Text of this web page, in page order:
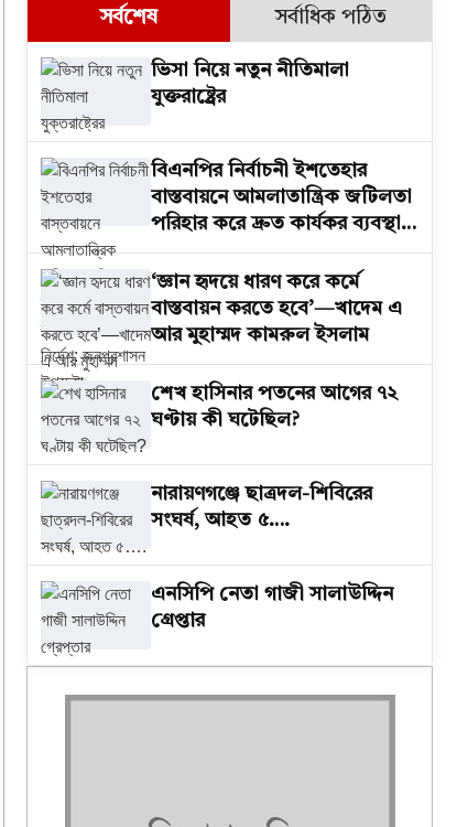
সর্বশেষ সর্বাধিক পঠিত
ভিসা নিয়ে নতুন নীতিমালা
যুক্তরাষ্ট্রের
বিএনপির নির্বাচনী ইশতেহার
বাস্তবায়নে আমলাতান্ত্রিক জটিলতা
পরিহার করে দ্রুত কার্যকর ব্যবস্থা
গ্রহনের নির্দেশ: জনপ্রশাসন
উপদেষ্টা
‘জ্ঞান হৃদয়ে ধারণ করে কর্মে
বাস্তবায়ন করতে হবে’—খাদেম এ
আর মুহাম্মদ কামরুল ইসলাম
শেখ হাসিনার পতনের আগের ৭২
ঘণ্টায় কী ঘটেছিল?
‎নারায়ণগঞ্জে ছাত্রদল-শিবিরের
সংঘর্ষ, আহত ৫….
এনসিপি নেতা গাজী সালাউদ্দিন
গ্রেপ্তার